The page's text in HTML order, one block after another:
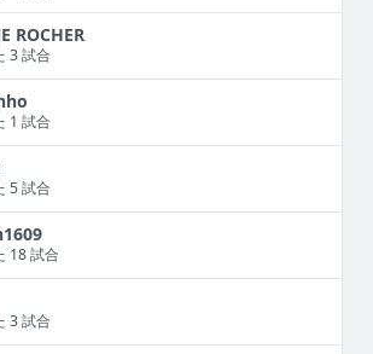
ROCHER
3 試合
1 試合
5 試合
18 試合
3 試合